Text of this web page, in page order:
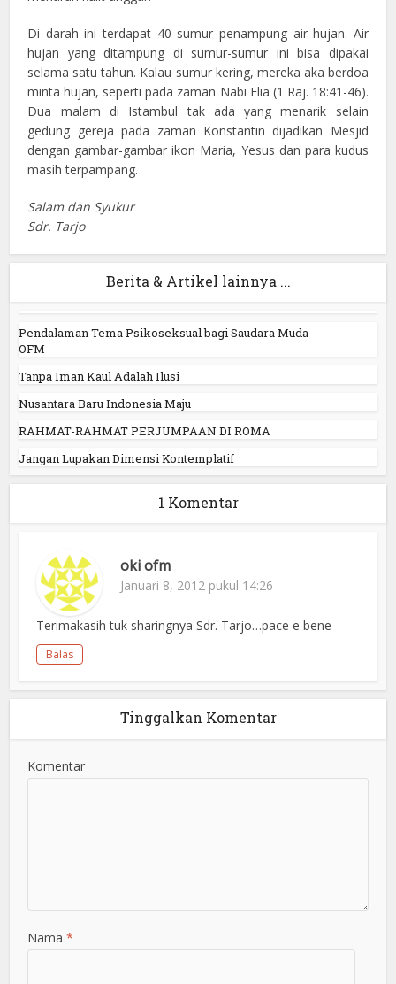
Di darah ini terdapat 40 sumur penampung air hujan. Air
hujan yang ditampung di sumur-sumur ini bisa dipakai
selama satu tahun. Kalau sumur kering, mereka aka berdoa
minta hujan, seperti pada zaman Nabi Elia (1 Raj. 18:41-46).
Dua malam di Istambul tak ada yang menarik selain
gedung gereja pada zaman Konstantin dijadikan Mesjid
dengan gambar-gambar ikon Maria, Yesus dan para kudus
masih terpampang.
Salam dan Syukur
Sdr. Tarjo
Berita & Artikel lainnya ...
Pendalaman Tema Psikoseksual bagi Saudara Muda
OFM
Tanpa Iman Kaul Adalah Ilusi
Nusantara Baru Indonesia Maju
RAHMAT-RAHMAT PERJUMPAAN DI ROMA
Jangan Lupakan Dimensi Kontemplatif
1 Komentar
oki ofm
Januari 8, 2012 pukul 14:26
Terimakasih tuk sharingnya Sdr. Tarjo…pace e bene
Balas
Tinggalkan Komentar
Komentar
Nama*